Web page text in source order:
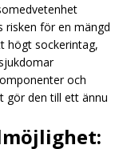
risken för en mängd
högt sockerintag,
och
gör den till ett ännu